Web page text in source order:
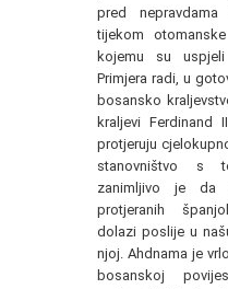
pred
tijekom
kojemu su
Primjera radi, u
bosansko
kraljevi Ferdinand
protjeruju
stanovništvo s
zanimljivo je da
protjeranih
dolazi poslije u
njoj. Ahdnama je
bosanskoj